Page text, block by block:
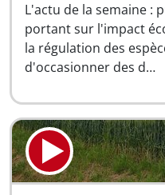
L'actu de la semaine :
portant sur l'impact
la régulation des
d'occasionner des d…